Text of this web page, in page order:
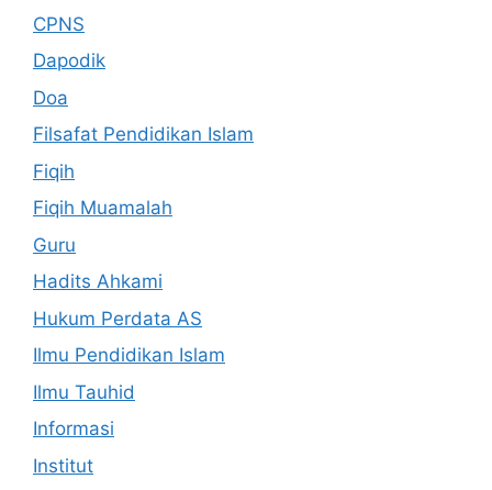
CPNS
Dapodik
Doa
Filsafat Pendidikan Islam
Fiqih
Fiqih Muamalah
Guru
Hadits Ahkami
Hukum Perdata AS
Ilmu Pendidikan Islam
Ilmu Tauhid
Informasi
Institut